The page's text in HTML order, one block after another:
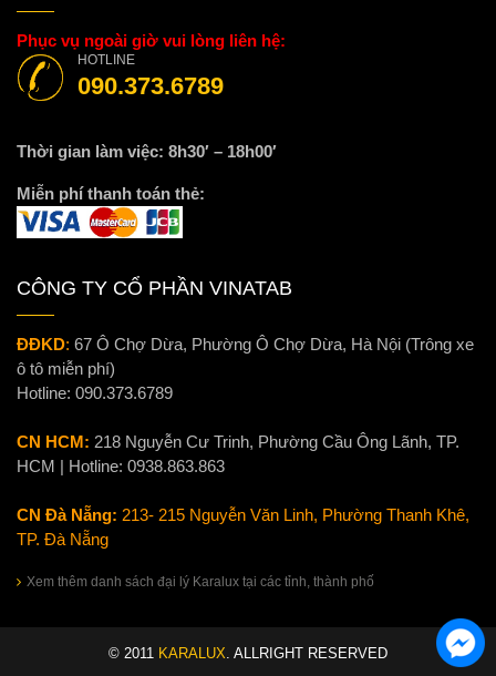
Phục vụ ngoài giờ vui lòng liên hệ:
HOTLINE
090.373.6789
Thời gian làm việc: 8h30′ – 18h00′
Miễn phí thanh toán thẻ:
CÔNG TY CỔ PHẦN VINATAB
ĐĐKD: 67 Ô Chợ Dừa, Phường Ô Chợ Dừa, Hà Nội (Trông xe
ô tô miễn phí)
Hotline: 090.373.6789
CN HCM: 218 Nguyễn Cư Trinh, Phường Cầu Ông Lãnh, TP.
HCM | Hotline: 0938.863.863
CN Đà Nẵng: 213- 215 Nguyễn Văn Linh, Phường Thanh Khê,
TP. Đà Nẵng
Xem thêm danh sách đại lý Karalux tại các tỉnh, thành phố
© 2011 KARALUX . ALLRIGHT RESERVED